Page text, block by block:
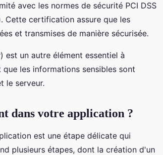
avec les normes de sécurité PCI DSS
Cette certification assure que les
et transmises de manière sécurisée.
est un autre élément essentiel à
les informations sensibles sont
le serveur.
dans votre application ?
est une étape délicate qui
plusieurs étapes, dont la création d'un